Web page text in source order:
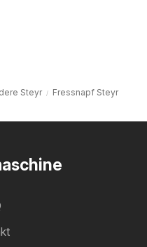
Steyr Fressnapf Steyr